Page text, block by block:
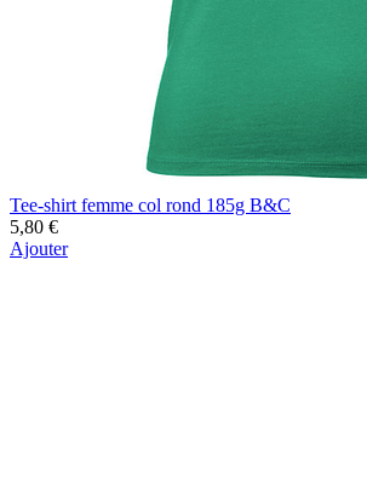
Tee-shirt femme col rond 185g B&C
5,80 €
Ajouter